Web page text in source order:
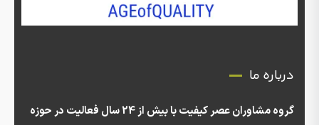
درباره ما
گروه مشاوران عصر کیفیت با بیش از 24 سال فعالیت در حوزه